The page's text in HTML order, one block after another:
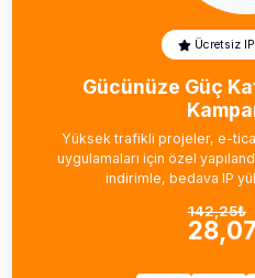
Ücretsiz
Gücünüze Güç
Yüksek trafikli projeler, e-
uygulamaları için özel
indirimle, bedava IP
142,25₺